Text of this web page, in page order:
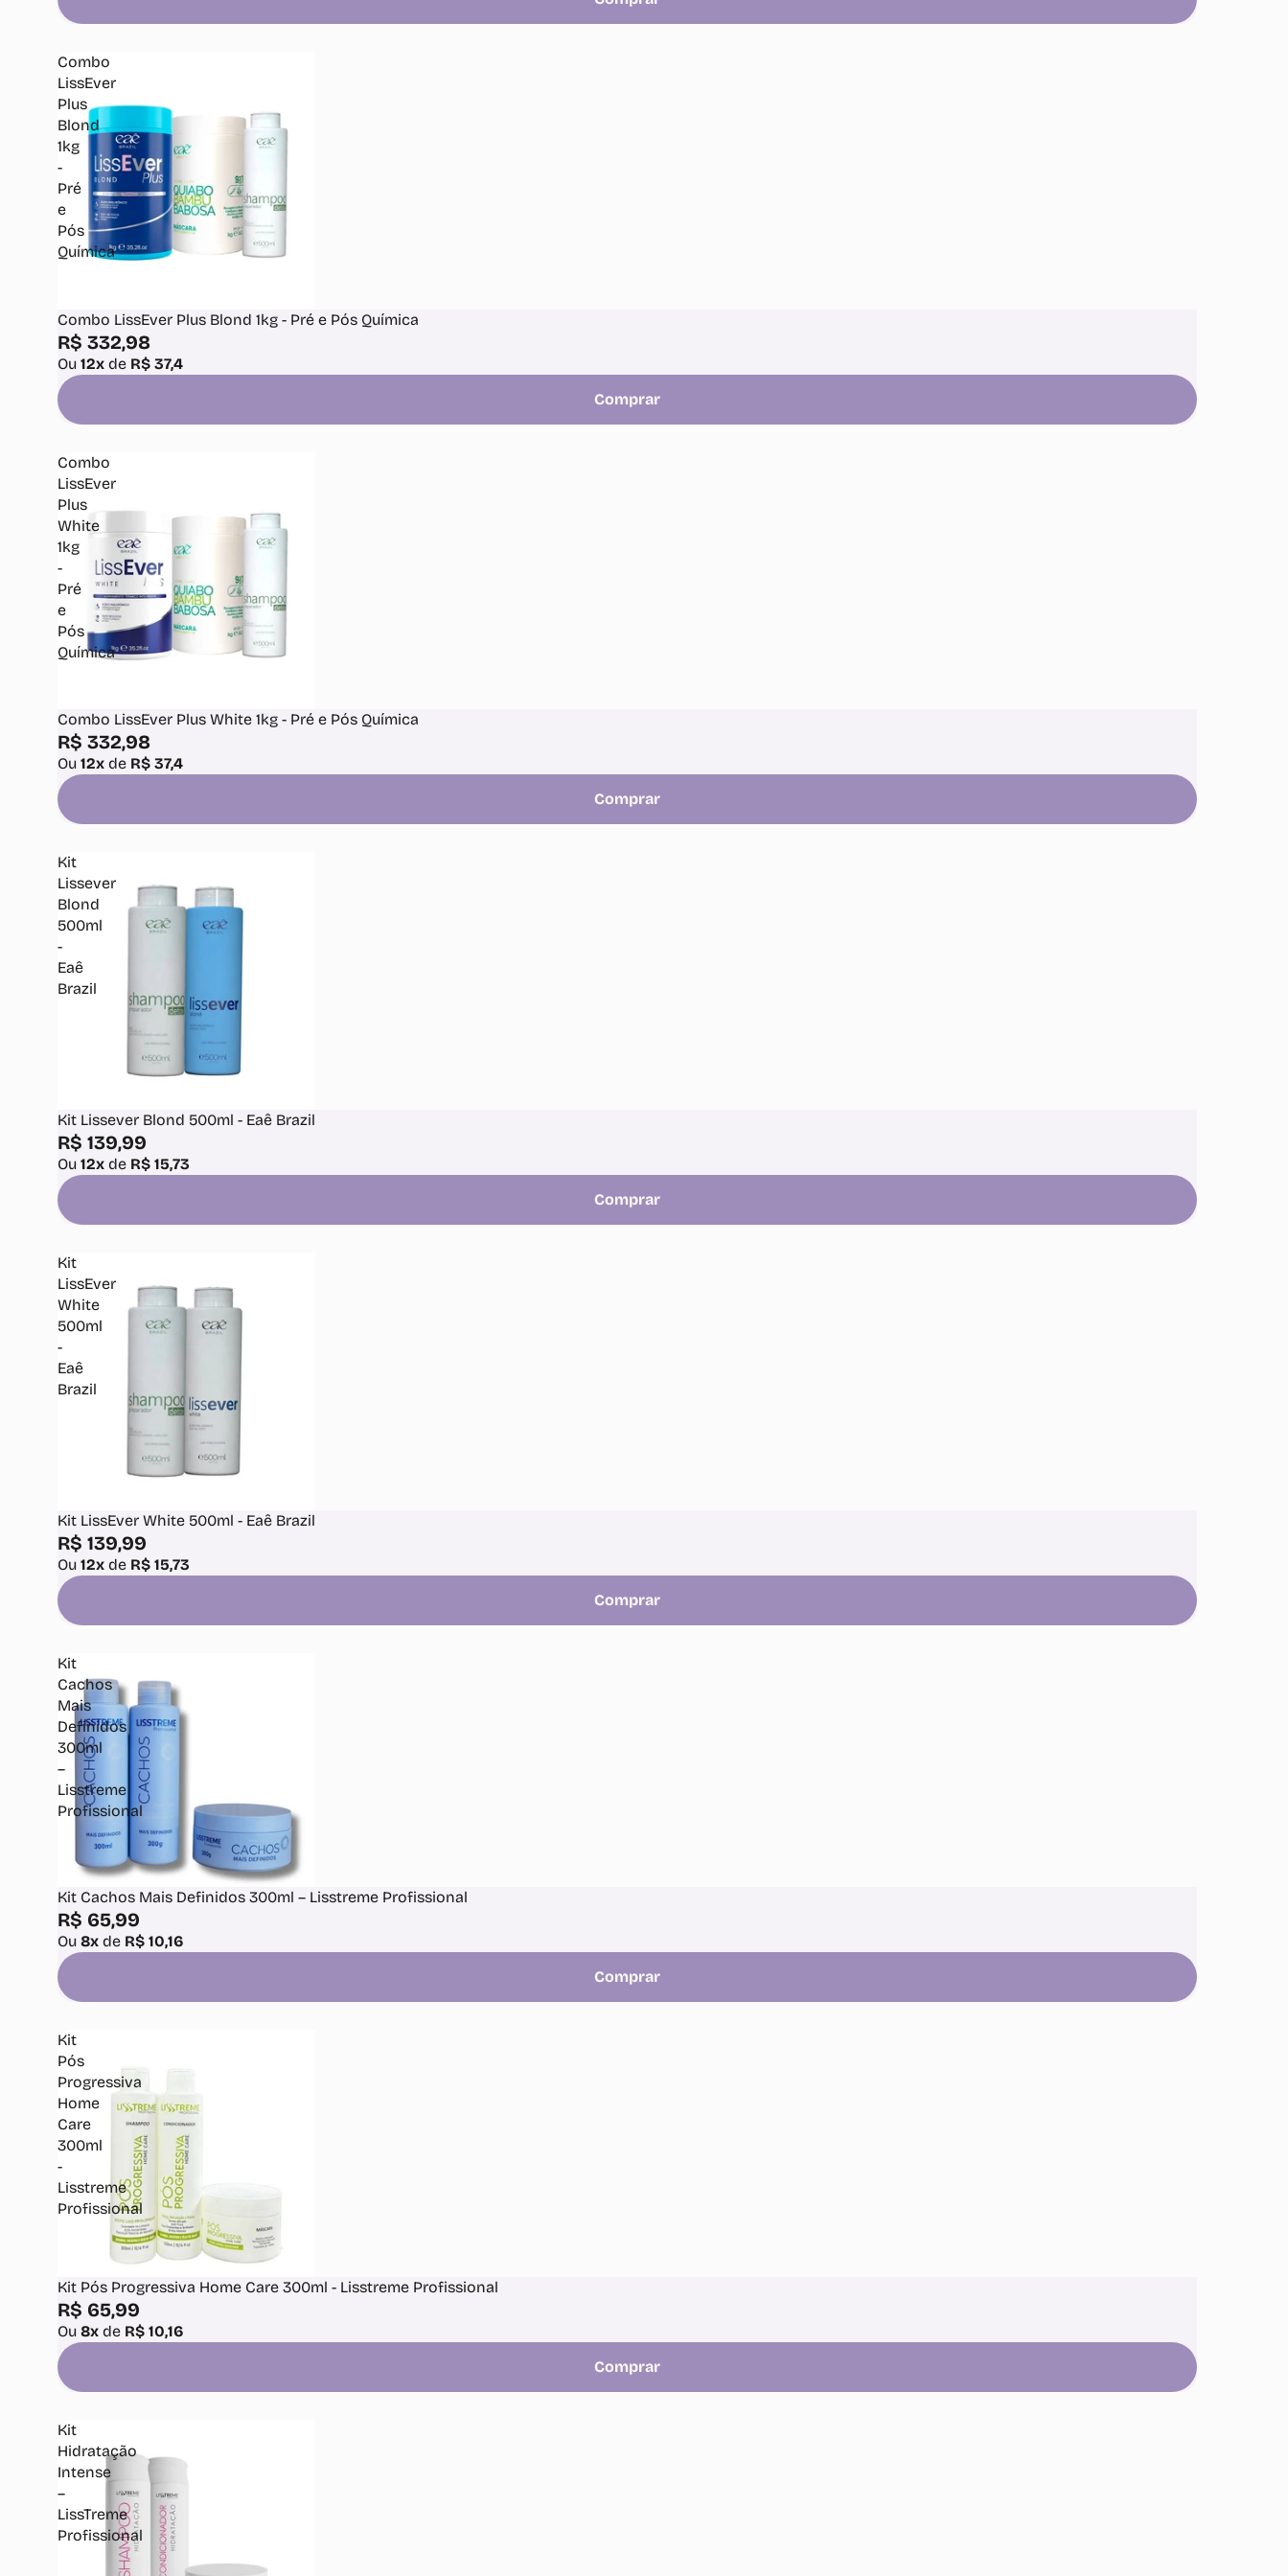
Combo
LissEver
Plus
Blond
1kg
-
Pré
e
Pós
Química
Combo LissEver Plus Blond 1kg - Pré e Pós Química
R$ 332,98
Ou 12x de R$ 37,4
Comprar
Combo
LissEver
Plus
White
1kg
-
Pré
e
Pós
Química
Combo LissEver Plus White 1kg - Pré e Pós Química
R$ 332,98
Ou 12x de R$ 37,4
Comprar
Kit
Lissever
Blond
500ml
-
Eaê
Brazil
Kit Lissever Blond 500ml - Eaê Brazil
R$ 139,99
Ou 12x de R$ 15,73
Comprar
Kit
LissEver
White
500ml
-
Eaê
Brazil
Kit LissEver White 500ml - Eaê Brazil
R$ 139,99
Ou 12x de R$ 15,73
Comprar
Kit
Cachos
Mais
Definidos
300ml
–
Lisstreme
Profissional
Kit Cachos Mais Definidos 300ml – Lisstreme Profissional
R$ 65,99
Ou 8x de R$ 10,16
Comprar
Kit
Pós
Progressiva
Home
Care
300ml
-
Lisstreme
Profissional
Kit Pós Progressiva Home Care 300ml - Lisstreme Profissional
R$ 65,99
Ou 8x de R$ 10,16
Comprar
Kit
Hidratação
Intense
–
LissTreme
Profissional